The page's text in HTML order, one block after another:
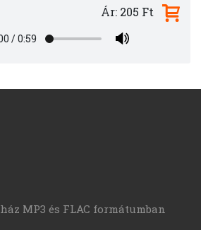
/0:59
Ár: 205 Ft
MP3 és FLAC formátumban